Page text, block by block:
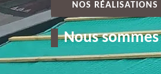
NOS RÉALISATIONS
Nous